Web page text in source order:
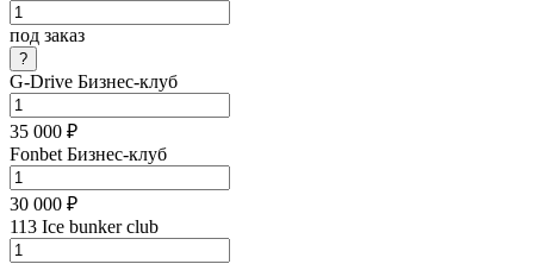
под заказ
G-Drive Бизнес-клуб
35 000 ₽
Fonbet Бизнес-клуб
30 000 ₽
113 Ice bunker club